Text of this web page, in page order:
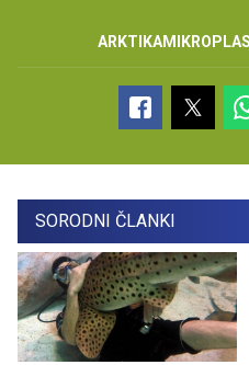
ARKTIKA
SORODNI ČLANKI